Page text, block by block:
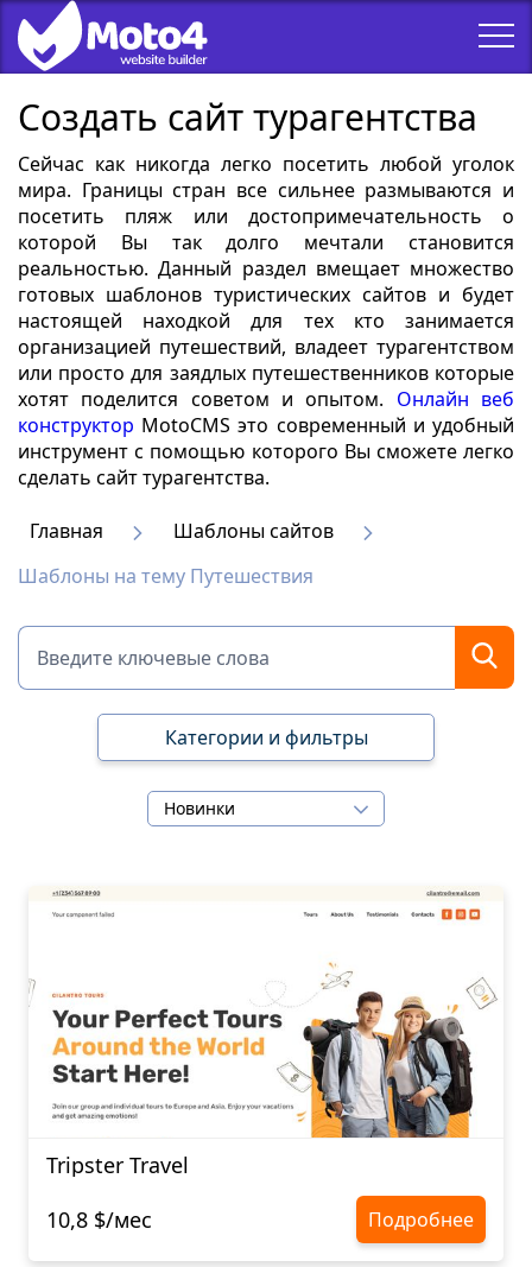
Создать сайт турагентства
Сейчас как никогда легко посетить любой уголок
мира. Границы стран все сильнее размываются и
посетить пляж или достопримечательность о
которой Вы так долго мечтали становится
реальностью. Данный раздел вмещает множество
готовых шаблонов туристических сайтов и будет
настоящей находкой для тех кто занимается
организацией путешествий, владеет турагентством
или просто для заядлых путешественников которые
хотят поделится советом и опытом. Онлайн веб
конструктор MotoCMS это современный и удобный
инструмент с помощью которого Вы сможете легко
сделать сайт турагентства.
Главная
Шаблоны сайтов
Шаблоны на тему Путешествия
Категории и фильтры
Новинки
Tripster Travel
10,8 $/мес
Подробнее